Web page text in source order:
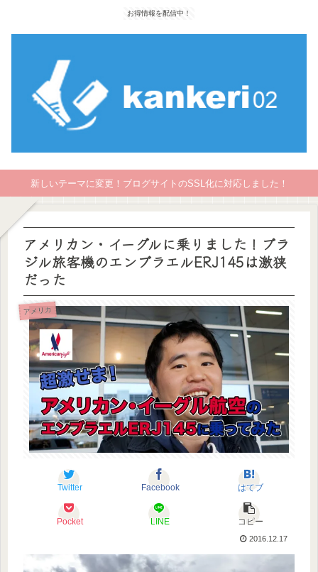
お得情報を配信中！
新しいテーマに変更！ブログサイトのSSL化に対応しました！
アメリカン・イーグルに乗りました！ブラ
ジル旅客機のエンブラエルERJ145は激狭
だった
アメリカ
Twitter Facebook はてブ
Pocket LINE コピー
2016.12.17